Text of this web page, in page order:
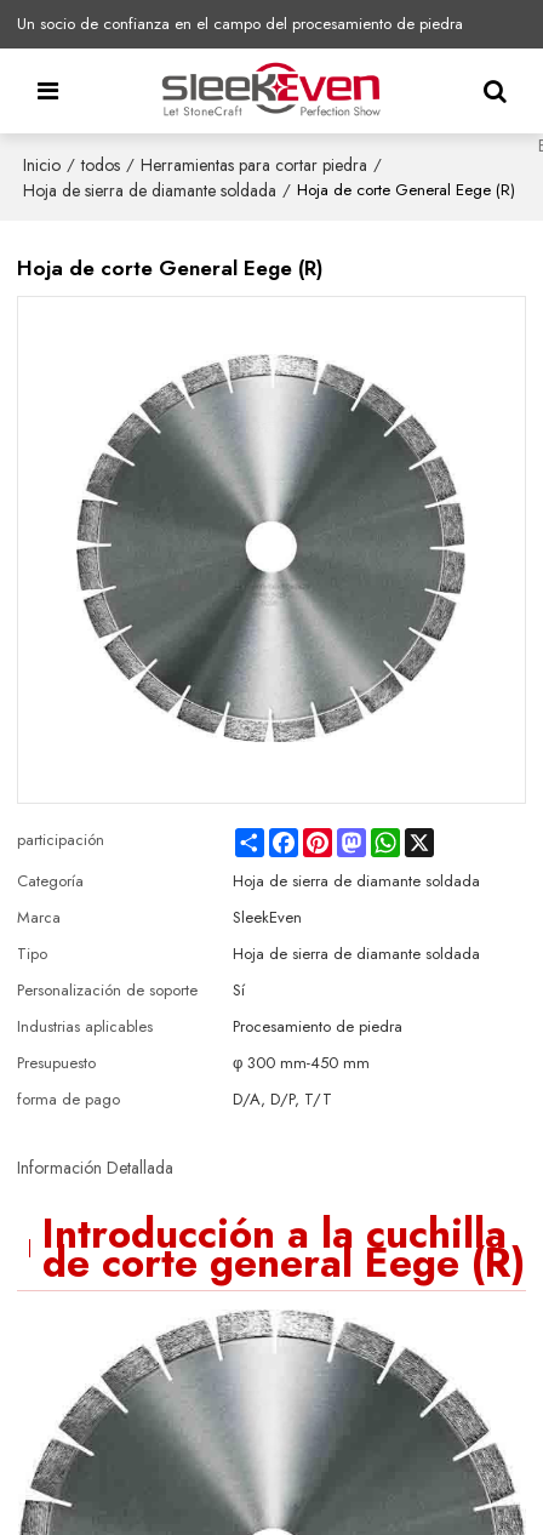
Un socio de confianza en el campo del procesamiento de piedra
Inicio / todos / Herramientas para cortar piedra /
Hoja de sierra de diamante soldada / Hoja de corte General Eege (R)
Hoja de corte General Eege (R)
participación ShareFacebookPinterestMastodonWhatsApp
Categoría
Hoja de sierra de diamante soldada
Marca
SleekEven
Tipo
Hoja de sierra de diamante soldada
Personalización de soporte
Sí
Industrias aplicables
Procesamiento de piedra
Presupuesto
φ 300 mm-450 mm
forma de pago
D/A, D/P, T/T
Información Detallada
Introducción a la cuchilla
de corte general Eege (R)